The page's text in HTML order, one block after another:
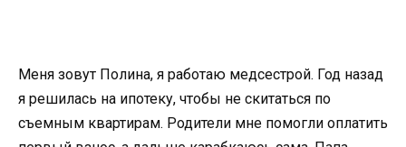
Меня зовут Полина, я работаю медсестрой. Год назад
я решилась на ипотеку, чтобы не скитаться по
съемным квартирам. Родители мне помогли оплатить